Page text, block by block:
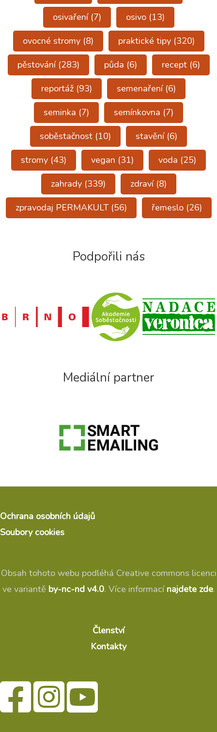
osivaření(7) osivo(13)
ovocné stromy(8) praktické tipy(320)
pěstování(283) půda (6) recept(6)
reportáž (93) semenaření(6)
seminka (7) semínkovna (7)
soběstačnost (10) stavění(6)
stromy (43) vegan (31) voda (25)
zahrady(339) zdraví(8)
zpravodaj PERMAKULT(56) řemeslo(26)
Podpořili nás
Mediální partner
Ochrana osobních údajů
Soubory cookies
Obsah tohoto webu podléhá Creative commons licenci
ve variantě by-nc-nd v4.0. Více informací najdete zde.
Členství
Kontakty